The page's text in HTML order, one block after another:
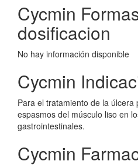
Cycmin
dosificacion
No hay información disponible
Cycmin
Para el tratamiento de la úlcera
espasmos del músculo liso en
gastrointestinales.
Cycmin